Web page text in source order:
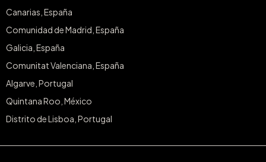
Canarias, España
Comunidad de Madrid, España
Galicia, España
Comunitat Valenciana, España
Algarve, Portugal
Quintana Roo, México
Distrito de Lisboa, Portugal